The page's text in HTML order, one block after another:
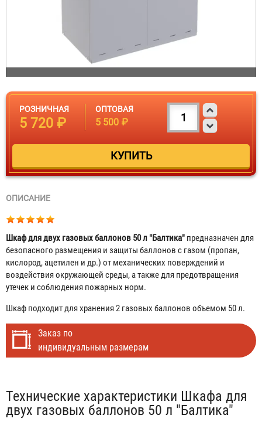
РОЗНИЧНАЯ
5 720 ₽
ОПТОВАЯ
5 500 ₽
ОПИСАНИЕ
Шкаф для двух газовых баллонов 50 л "Балтика" предназначен для
безопасного размещения и защиты баллонов с газом (пропан,
кислород, ацетилен и др.) от механических поверждений и
воздействия окружающей среды, а также для предотвращения
утечек и соблюдения пожарных норм.
Шкаф подходит для хранения 2 газовых баллонов объемом 50 л.
Заказ по
индивидуальным размерам
Табы
Технические характеристики Шкафа для
двух газовых баллонов 50 л "Балтика"